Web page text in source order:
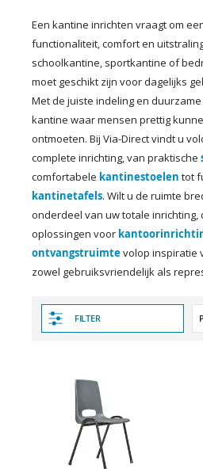
Een kantine inrichten vraagt om
functionaliteit, comfort en
schoolkantine, sportkantine of
moet geschikt zijn voor dagelijks
Met de juiste indeling en
kantine waar mensen prettig
ontmoeten. Bij Via-Direct vindt u
complete inrichting, van praktische
comfortabele kantinestoelen tot
kantinetafels. Wilt u de ruimte
onderdeel van uw totale inrichting,
oplossingen voor
ontvangstruimtevolop inspiratie
zowel gebruiksvriendelijk als
FILTER